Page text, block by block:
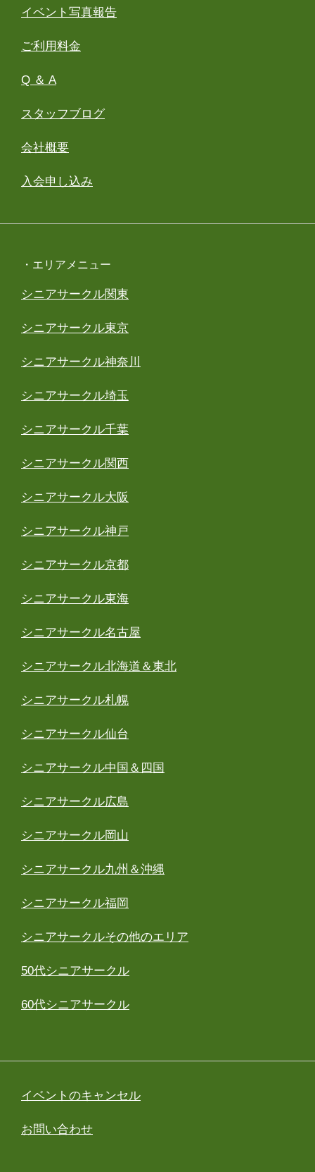
イベント写真報告
ご利用料金
Q ＆ A
スタッフブログ
会社概要
入会申し込み
・エリアメニュー
シニアサークル関東
シニアサークル東京
シニアサークル神奈川
シニアサークル埼玉
シニアサークル千葉
シニアサークル関西
シニアサークル大阪
シニアサークル神戸
シニアサークル京都
シニアサークル東海
シニアサークル名古屋
シニアサークル北海道＆東北
シニアサークル札幌
シニアサークル仙台
シニアサークル中国＆四国
シニアサークル広島
シニアサークル岡山
シニアサークル九州＆沖縄
シニアサークル福岡
シニアサークルその他のエリア
50代シニアサークル
60代シニアサークル
イベントのキャンセル
お問い合わせ